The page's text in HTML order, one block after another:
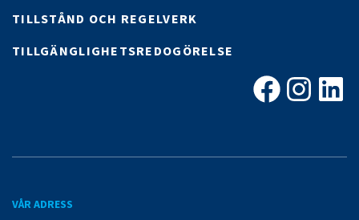
TILLSTÅND OCH REGELVERK
TILLGÄNGLIGHETSREDOGÖRELSE
Facebook
VÅR ADRESS